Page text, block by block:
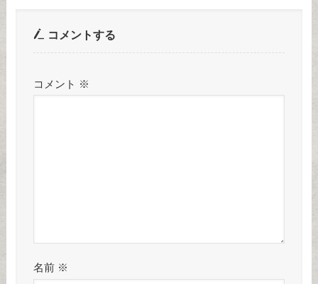
コメントする
コメント ※
名前 ※